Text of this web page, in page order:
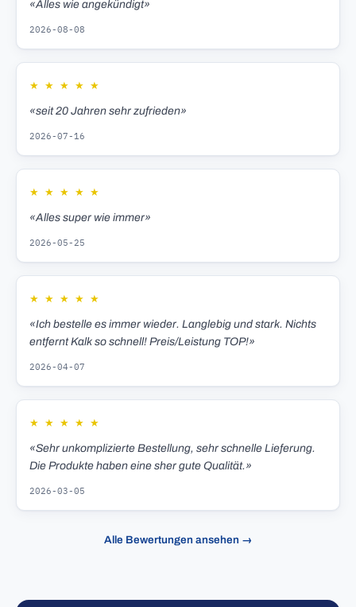
«Alles wie angekündigt»
2026-08-08
★ ★ ★ ★ ★
«seit 20 Jahren sehr zufrieden»
2026-07-16
★ ★ ★ ★ ★
«Alles super wie immer»
2026-05-25
★ ★ ★ ★ ★
«Ich bestelle es immer wieder. Langlebig und stark. Nichts
entfernt Kalk so schnell! Preis/Leistung TOP!»
2026-04-07
★ ★ ★ ★ ★
«Sehr unkomplizierte Bestellung, sehr schnelle Lieferung.
Die Produkte haben eine sher gute Qualität.»
2026-03-05
Alle Bewertungen ansehen →